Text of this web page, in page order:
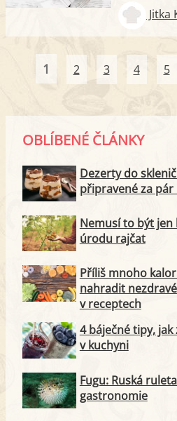
Jitka
1 2 3 4 5
OBLÍBENÉ ČLÁNKY
Dezerty do
připravené za
Nemusí to být jen
úrodu rajčat
Příliš mnoho
nahradit
v receptech
4 báječné tipy,
v kuchyni
Fugu: Ruská
gastronomie